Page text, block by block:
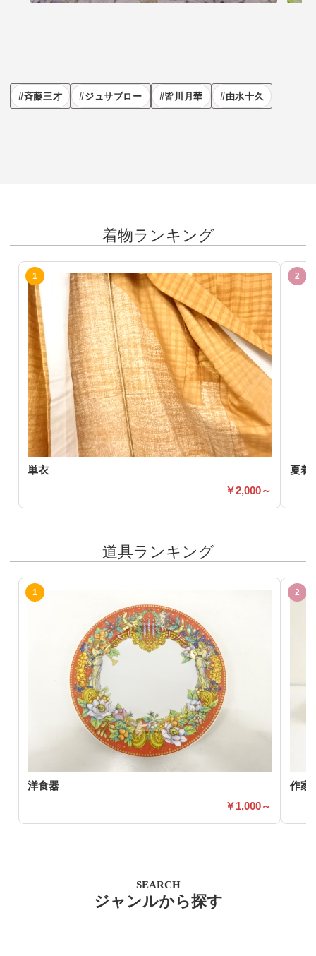
斉藤三才 ジュサブロー 皆川月華 由水十久
着物ランキング
単衣
2,000～
夏着
道具ランキング
洋食器
1,000～
作家
SEARCH
ジャンルから探す